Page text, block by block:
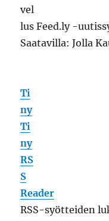
palvelulle, jota
tarjoajan Tiny
Sovelluksen sivu.
Ha
ikala
High.fi
uutissyötteiden
Lähdekoodi
OpenRepos